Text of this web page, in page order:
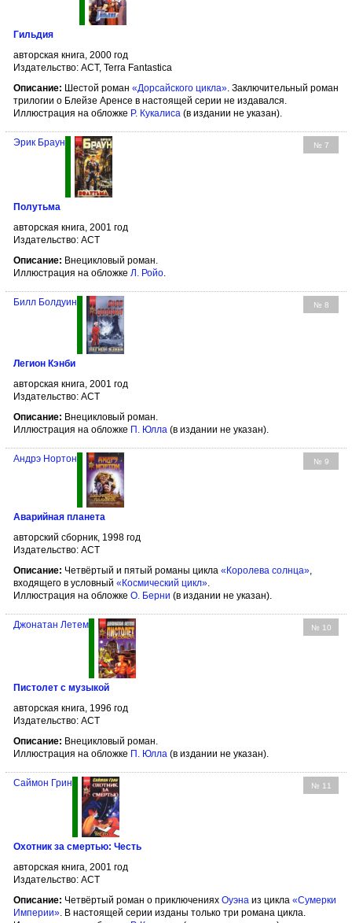
Гильдия
авторская книга, 2000 год
Издательство: АСТ, Terra Fantastica
Описание: Шестой роман «Дорсайского цикла». Заключительный роман
трилогии о Блейзе Аренсе в настоящей серии не издавался.
Иллюстрация на обложке Р. Кукалиса (в издании не указан).
№ 7
Эрик Браун
Полутьма
авторская книга, 2001 год
Издательство: АСТ
Описание: Внецикловый роман.
Иллюстрация на обложке Л. Ройо
№ 8
Билл Болдуин
Легион Кэнби
авторская книга, 2001 год
Издательство: АСТ
Описание: Внецикловый роман.
Иллюстрация на обложке П. Юлла (в издании не указан).
№ 9
Андрэ Нортон
Аварийная планета
авторский сборник, 1998 год
Издательство: АСТ
Описание: Четвёртый и пятый романы цикла «Королева солнца»
входящего в условный «Космический цикл»
Иллюстрация на обложке О. Берни (в издании не указан).
№ 10
Джонатан Летем
Пистолет с музыкой
авторская книга, 1996 год
Издательство: АСТ
Описание: Внецикловый роман.
Иллюстрация на обложке П. Юлла (в издании не указан).
№ 11
Саймон Грин
Охотник за смертью: Честь
авторская книга, 2001 год
Издательство: АСТ
Описание: Четвёртый роман о приключениях Оуэна из цикла «Сумерки
Империи». В настоящей серии изданы только три романа цикла.